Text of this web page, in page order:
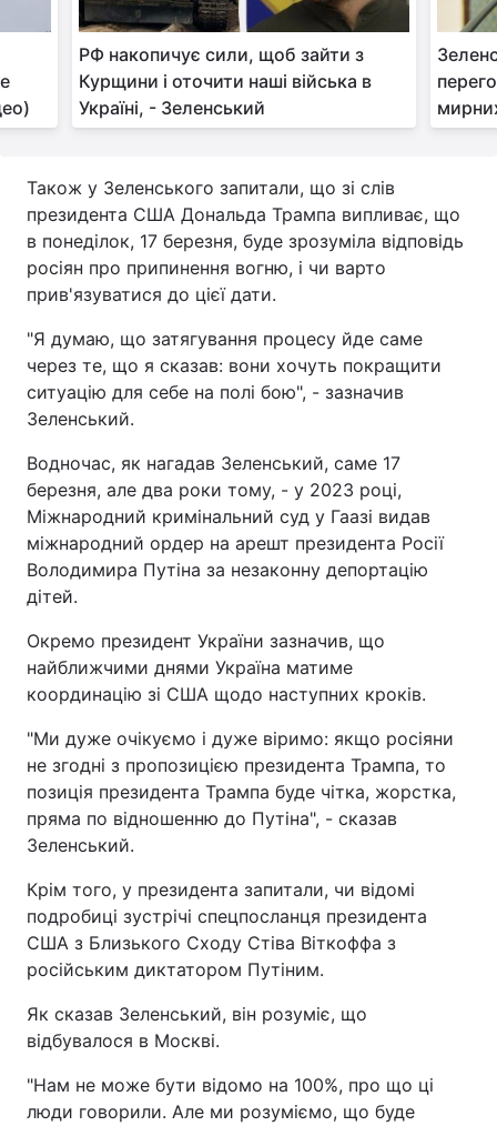
РФ накопичує сили, щоб зайти з
Курщини і оточити наші війська в
Україні, - Зеленський
Також у Зеленського запитали, що зі слів
президента США Дональда Трампа випливає, що
в понеділок, 17 березня, буде зрозуміла відповідь
росіян про припинення вогню, і чи варто
прив'язуватися до цієї дати.
"Я думаю, що затягування процесу йде саме
через те, що я сказав: вони хочуть покращити
ситуацію для себе на полі бою", - зазначив
Зеленський.
Водночас, як нагадав Зеленський, саме 17
березня, але два роки тому, - у 2023 році,
Міжнародний кримінальний суд у Гаазі видав
міжнародний ордер на арешт президента Росії
Володимира Путіна за незаконну депортацію
дітей.
Окремо президент України зазначив, що
найближчими днями Україна матиме
координацію зі США щодо наступних кроків.
"Ми дуже очікуємо і дуже віримо: якщо росіяни
не згодні з пропозицією президента Трампа, то
позиція президента Трампа буде чітка, жорстка,
пряма по відношенню до Путіна", - сказав
Зеленський.
Крім того, у президента запитали, чи відомі
подробиці зустрічі спецпосланця президента
США з Близького Сходу Стіва Віткоффа з
російським диктатором Путіним.
Як сказав Зеленський, він розуміє, що
відбувалося в Москві.
"Нам не може бути відомо на 100%, про що ці
люди говорили. Але ми розуміємо, що буде